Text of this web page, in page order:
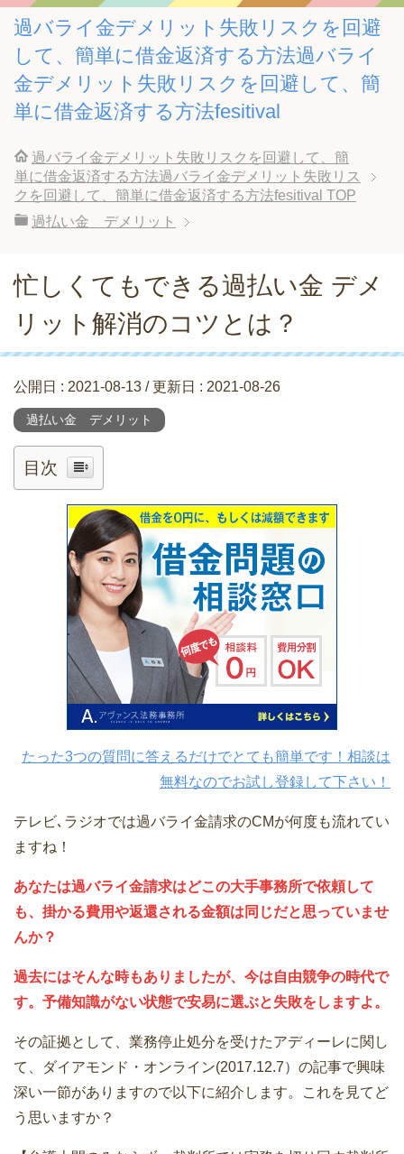
過バライ金デメリット失敗リスクを回避
して、簡単に借金返済する方法過バライ
金デメリット失敗リスクを回避して、簡
単に借金返済する方法fesitival
過バライ金デメリット失敗リスクを回避して、簡
単に借金返済する方法過バライ金デメリット失敗リス
クを回避して、簡単に借金返済する方法fesitival TOP
過払い金 デメリット
忙しくてもできる過払い金 デメ
リット解消のコツとは？
公開日 : 2021-08-13 / 更新日 : 2021-08-26
過払い金 デメリット
目次
たった3つの質問に答えるだけでとても簡単です！相談は
無料なのでお試し登録して下さい！
テレビ､ラジオでは過バライ金請求のCMが何度も流れてい
ますね！
あなたは過バライ金請求はどこの大手事務所で依頼して
も、掛かる費用や返還される金額は同じだと思っていませ
んか？
過去にはそんな時もありましたが、今は自由競争の時代で
す。予備知識がない状態で安易に選ぶと失敗をしますよ。
その証拠として、業務停止処分を受けたアディーレに関し
て、ダイアモンド・オンライン(2017.12.7）の記事で興味
深い一節がありますので以下に紹介します。これを見てど
う思いますか？